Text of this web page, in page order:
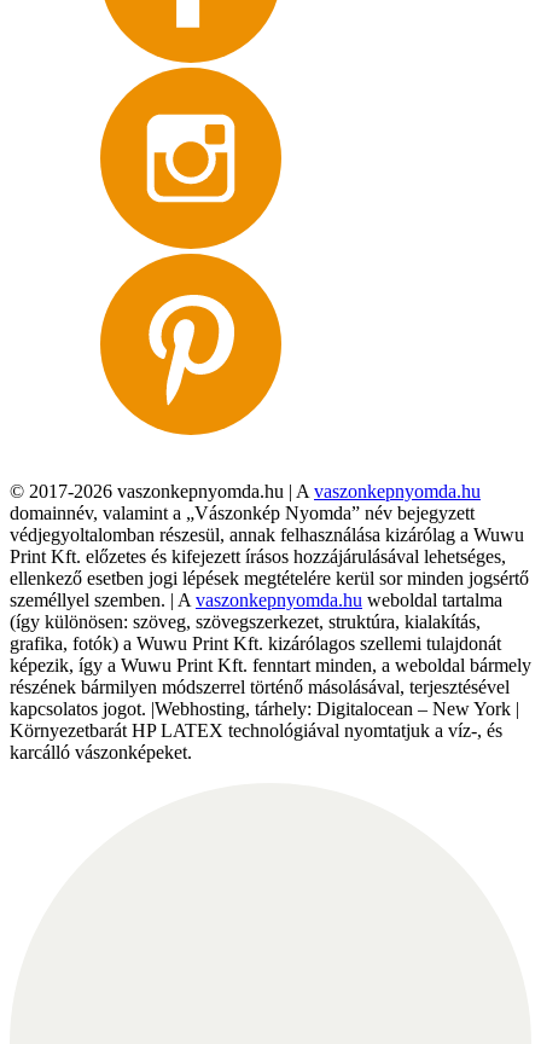
© 2017-2026 vaszonkepnyomda.hu | A vaszonkepnyomda.hu
domainnév, valamint a „Vászonkép Nyomda” név bejegyzett
védjegyoltalomban részesül, annak felhasználása kizárólag a Wuwu
Print Kft. előzetes és kifejezett írásos hozzájárulásával lehetséges,
ellenkező esetben jogi lépések megtételére kerül sor minden jogsértő
személlyel szemben. | A vaszonkepnyomda.hu weboldal tartalma
(így különösen: szöveg, szövegszerkezet, struktúra, kialakítás,
grafika, fotók) a Wuwu Print Kft. kizárólagos szellemi tulajdonát
képezik, így a Wuwu Print Kft. fenntart minden, a weboldal bármely
részének bármilyen módszerrel történő másolásával, terjesztésével
kapcsolatos jogot. |Webhosting, tárhely: Digitalocean – New York |
Környezetbarát HP LATEX technológiával nyomtatjuk a víz-, és
karcálló vászonképeket.